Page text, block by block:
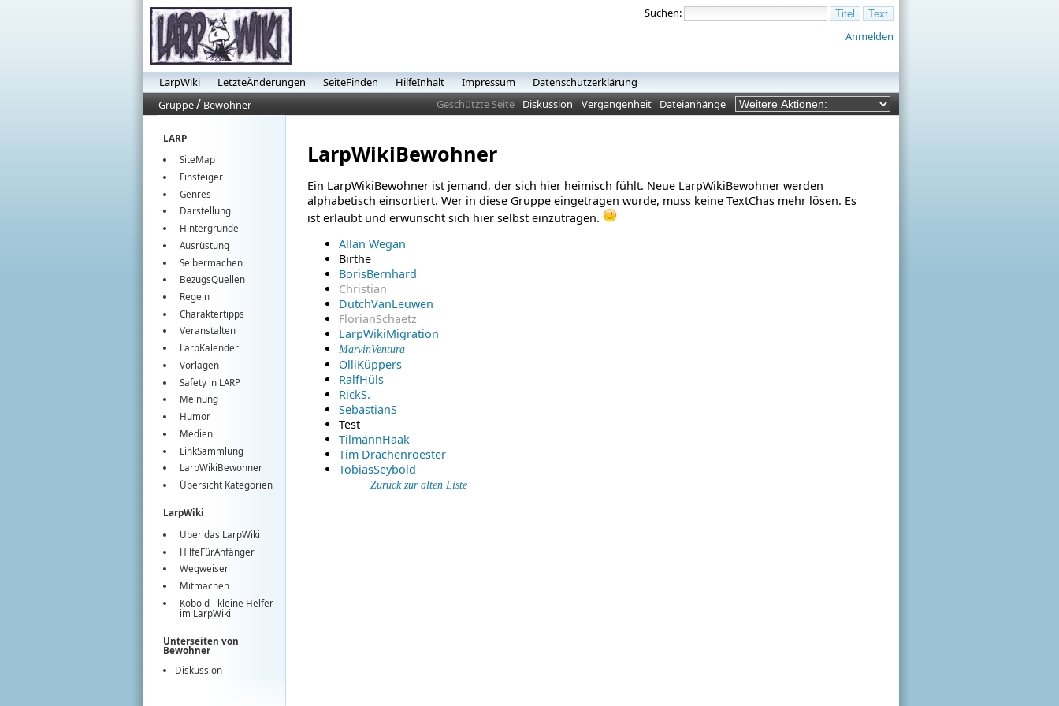
Suchen:
Anmelden
LarpWiki LetzteÄnderungen SeiteFinden HilfeInhalt Impressum
Datenschutzerklärung
Geschützte Seite
Diskussion Vergangenheit Dateianhänge
Gruppe/ Bewohner
LARP
SiteMap
Einsteiger
Genres
Darstellung
Hintergründe
Ausrüstung
Selbermachen
BezugsQuellen
Regeln
Charaktertipps
Veranstalten
LarpKalender
Vorlagen
Safety in LARP
Meinung
Humor
Medien
LinkSammlung
LarpWikiBewohner
Übersicht Kategorien
LarpWiki
Über das LarpWiki
HilfeFürAnfänger
Wegweiser
Mitmachen
Kobold - kleine Helfer
im LarpWiki
Unterseiten von
Bewohner
Diskussion
LarpWikiBewohner
Ein LarpWikiBewohner ist jemand, der sich hier heimisch fühlt. Neue LarpWikiBewohner werden
alphabetisch einsortiert. Wer in diese Gruppe eingetragen wurde, muss keine TextChas mehr lösen. Es
ist erlaubt und erwünscht sich hier selbst einzutragen.
Allan Wegan
Birthe
BorisBernhard
Christian
DutchVanLeuwen
FlorianSchaetz
LarpWikiMigration
MarvinVentura
OlliKüppers
RalfHüls
RickS.
SebastianS
Test
TilmannHaak
Tim Drachenroester
TobiasSeybold
Zurück zur alten Liste